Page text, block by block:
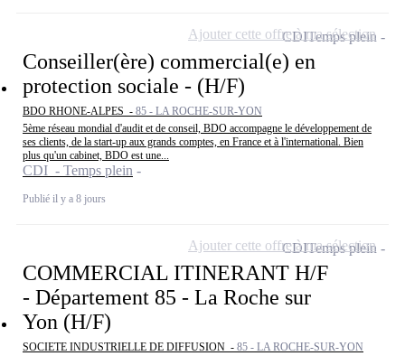
Conseiller(ère) commercial(e) en
protection sociale - (H/F)
BDO RHONE-ALPES - 85 - LA ROCHE-SUR-YON
5ème réseau mondial d'audit et de conseil, BDO accompagne le développement de
ses clients, de la start-up aux grands comptes, en France et à l'international. Bien
plus qu'un cabinet, BDO est une...
CDI - Temps plein
Publié il y a 8 jours
CDITemps plein
Ajouter cette offre à ma sélection
COMMERCIAL ITINERANT H/F
- Département 85 - La Roche sur
Yon (H/F)
SOCIETE INDUSTRIELLE DE DIFFUSION - 85 - LA ROCHE-SUR-YON
CDITemps plein
Ajouter cette offre à ma sélection